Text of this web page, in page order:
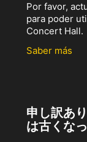
Por favor,
para poder
Concert Hall.
Saber más
申し訳あ
は古くな